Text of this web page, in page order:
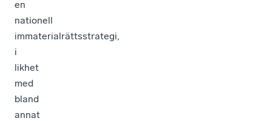
en
nationell
immaterialrättsstrategi,
i
likhet
med
bland
annat